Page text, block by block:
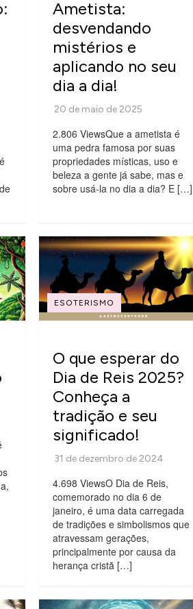
Ametista:
desvendando
mistérios e
aplicando no seu
dia a dia!
2.806 ViewsQue a ametista é
uma pedra famosa por suas
propriedades místicas, uso e
beleza a gente já sabe, mas e
sobre usá-la no dia a dia? E […]
ESOTERISMO
O que esperar do
Dia de Reis 2025?
Conheça a
tradição e seu
significado!
4.698 ViewsO Dia de Reis,
comemorado no dia 6 de
janeiro, é uma data carregada
de tradições e simbolismos que
atravessam gerações,
principalmente por causa da
herança cristã […]